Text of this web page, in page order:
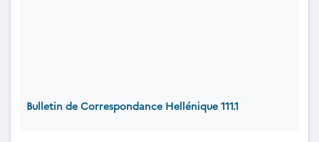
Bulletin de Correspondance Hellénique 111.1